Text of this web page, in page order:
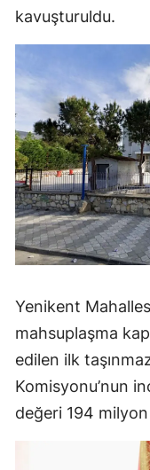
kavuşturuldu.
Yenikent
mahsuplaşma
edilen ilk
Komisyonu’nun
değeri 194